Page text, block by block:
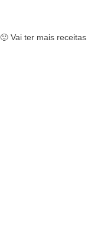
Vai ter mais receitas